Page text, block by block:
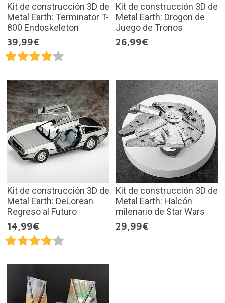
Kit de construcción 3D de
Metal Earth: Terminator T-
800 Endoskeleton
39,99€
Kit de construcción 3D de
Metal Earth: Drogon de
Juego de Tronos
26,99€
Kit de construcción 3D de
Metal Earth: DeLorean
Regreso al Futuro
14,99€
Kit de construcción 3D de
Metal Earth: Halcón
milenario de Star Wars
29,99€